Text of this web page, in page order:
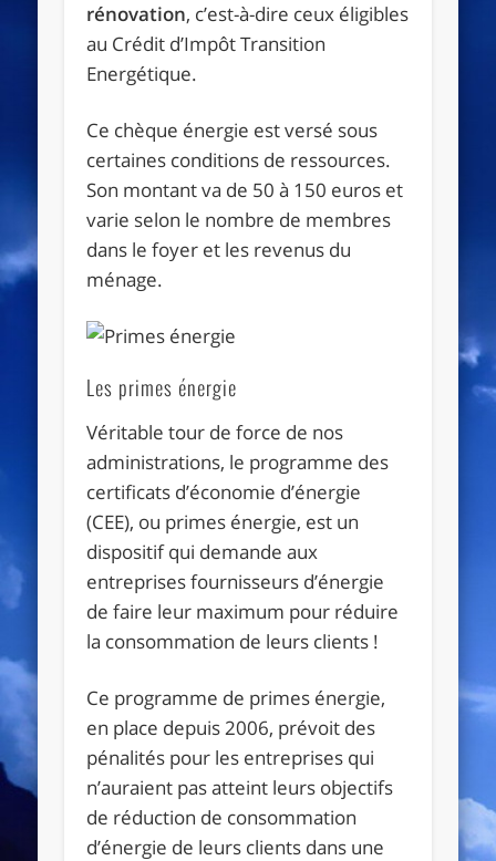
rénovation, c’est-à-dire ceux éligibles
au Crédit d’Impôt Transition
Energétique.
Ce chèque énergie est versé sous
certaines conditions de ressources.
Son montant va de 50 à 150 euros et
varie selon le nombre de membres
dans le foyer et les revenus du
ménage.
Les primes énergie
Véritable tour de force de nos
administrations, le programme des
certificats d’économie d’énergie
(CEE), ou primes énergie, est un
dispositif qui demande aux
entreprises fournisseurs d’énergie
de faire leur maximum pour réduire
la consommation de leurs clients !
Ce programme de primes énergie,
en place depuis 2006, prévoit des
pénalités pour les entreprises qui
n’auraient pas atteint leurs objectifs
de réduction de consommation
d’énergie de leurs clients dans une